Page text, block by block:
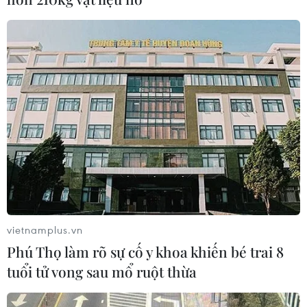
Gỡ khó khăn triển khai dự án trọng
07/08/2026 11:24
Indonesia nỗ lực khống chế cháy
rừng tại Vườn Quốc gia Núi Bromo
07/08/2026 10:56
Thụy Sĩ khó đạt mục tiêu giảm phát
thải khí nhà kính vào năm 2030
Bão Dolphin càn quét các đảo miền
vietnamplus.vn
Phú Thọ làm rõ sự cố y khoa khiến bé trai 8
tuổi tử vong sau mổ ruột thừa